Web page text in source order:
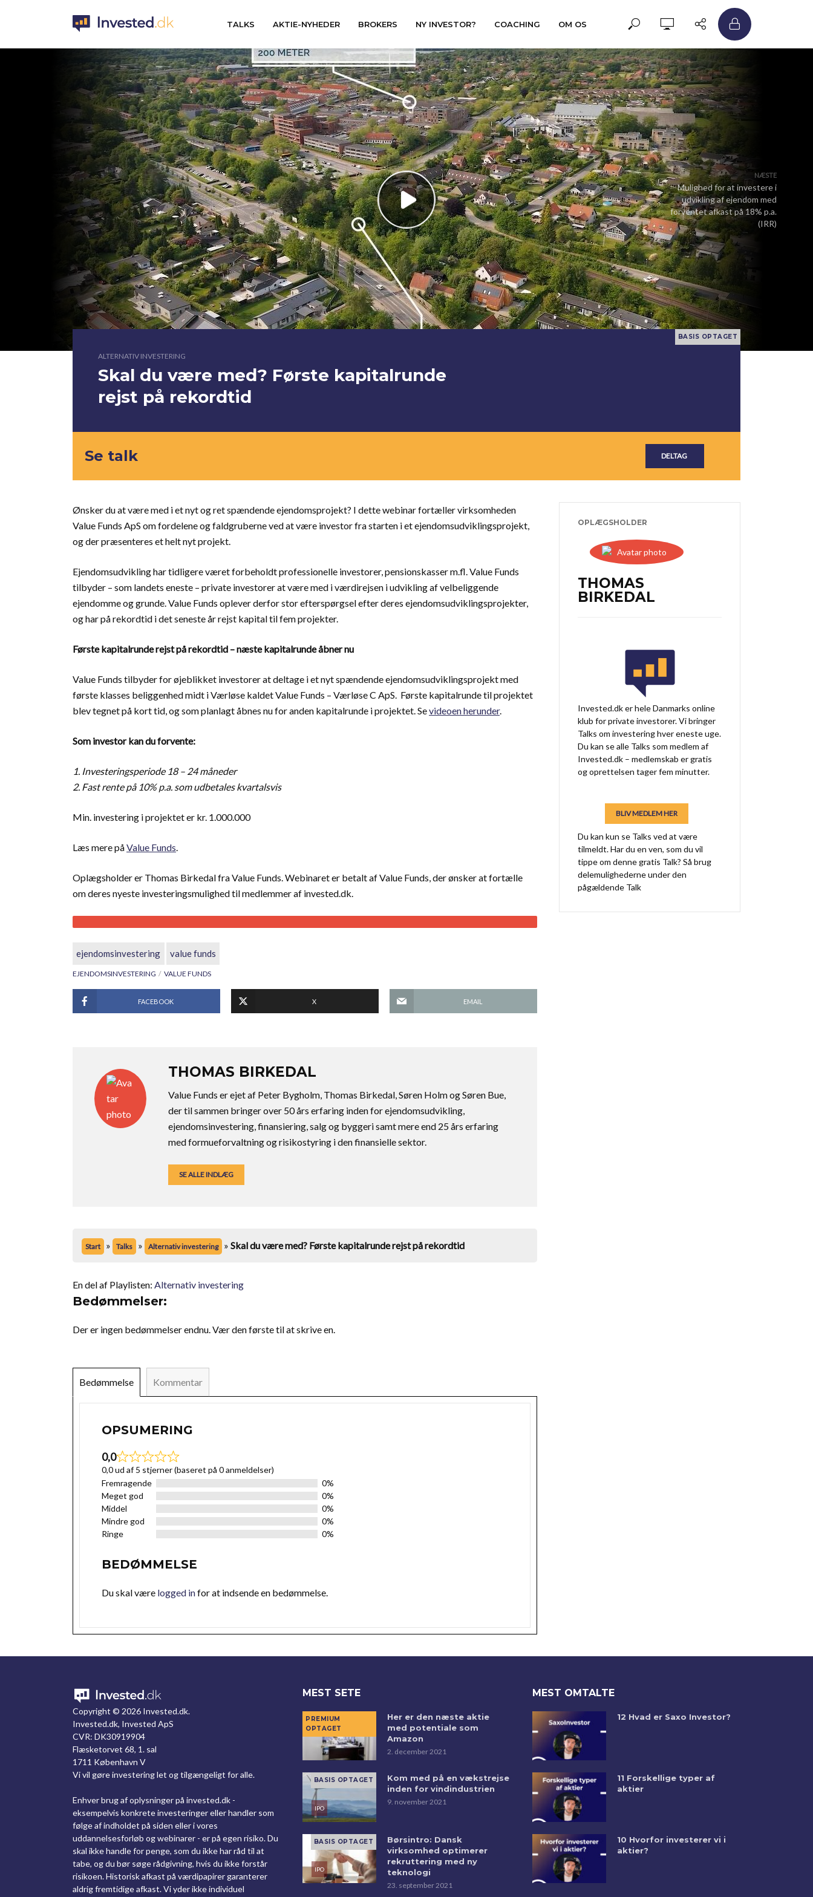
TALKS AKTIE-NYHEDER BROKERS NY INVESTOR? COACHING OM OS
NÆSTE
Mulighed for at investere i
udvikling af ejendom med
forventet afkast på 18% p.a.
(IRR)
ALTERNATIV INVESTERING
Skal du være med? Første kapitalrunde
rejst på rekordtid
Se talk
Ønsker du at være med i et nyt og ret spændende ejendomsprojekt? I dette webinar fortæller virksomheden
Value Funds ApS om fordelene og faldgruberne ved at være investor fra starten i et ejendomsudviklingsprojekt,
og der præsenteres et helt nyt projekt.
Ejendomsudvikling har tidligere været forbeholdt professionelle investorer, pensionskasser m.fl. Value Funds
tilbyder – som landets eneste – private investorer at være med i værdirejsen i udvikling af velbeliggende
ejendomme og grunde. Value Funds oplever derfor stor efterspørgsel efter deres ejendomsudviklingsprojekter,
og har på rekordtid i det seneste år rejst kapital til fem projekter.
Første kapitalrunde rejst på rekordtid – næste kapitalrunde åbner nu
Value Funds tilbyder for øjeblikket investorer at deltage i et nyt spændende ejendomsudviklingsprojekt med
første klasses beliggenhed midt i Værløse kaldet Value Funds – Værløse C ApS. Første kapitalrunde til projektet
blev tegnet på kort tid, og som planlagt åbnes nu for anden kapitalrunde i projektet. Sevideoen herunder.
Som investor kan du forvente:
1. Investeringsperiode 18 – 24 måneder
2. Fast rente på 10% p.a. som udbetales kvartalsvis
Min. investering i projektet er kr. 1.000.000
Læs mere påValue Funds.
Oplægsholder er Thomas Birkedal fra Value Funds. Webinaret er betalt af Value Funds, der ønsker at fortælle
om deres nyeste investeringsmulighed til medlemmer af invested.dk.
ejendomsinvestering value funds
EJENDOMSINVESTERING VALUE FUNDS
FACEBOOK X EMAIL
THOMAS BIRKEDAL
Value Funds er ejet af Peter Bygholm, Thomas Birkedal, Søren Holm og Søren Bue,
der til sammen bringer over 50 års erfaring inden for ejendomsudvikling,
ejendomsinvestering, finansiering, salg og byggeri samt mere end 25 års erfaring
med formueforvaltning og risikostyring i den finansielle sektor.
SE ALLE INDLÆG
Start » Talks » Alternativ investering » Skal du være med? Første kapitalrunde rejst på rekordtid
En del af Playlisten: Alternativ investering
Bedømmelser:
Der er ingen bedømmelser endnu. Vær den første til at skrive en.
Bedømmelse Kommentar
OPSUMERING
0,0
0,0 ud af 5 stjerner (baseret på 0 anmeldelser)
Fremragende
0%
Meget god
0%
Middel
0%
Mindre god
0%
Ringe
0%
BEDØMMELSE
Du skal være logged infor at indsende en bedømmelse.
OPLÆGSHOLDER
THOMAS
BIRKEDAL
Invested.dk er hele Danmarks online
klub for private investorer. Vi bringer
Talks om investering hver eneste uge.
Du kan se alle Talks som medlem af
Invested.dk – medlemskab er gratis
og oprettelsen tager fem minutter.
BLIV MEDLEM HER
Du kan kun se Talks ved at være
tilmeldt. Har du en ven, som du vil
tippe om denne gratis Talk? Så brug
delemulighederne under den
pågældende Talk
Copyright © 2026 Invested.dk.
Invested.dk, Invested ApS
CVR: DK30919904
Flæsketorvet 68, 1. sal
1711 København V
Vi vil gøre investering let og tilgængeligt for alle.
Enhver brug af oplysninger på invested.dk -
eksempelvis konkrete investeringer eller handler som
følge af indholdet på siden eller i vores
uddannelsesforløb og webinarer - er på egen risiko. Du
skal ikke handle for penge, som du ikke har råd til at
tabe, og du bør søge rådgivning, hvis du ikke forstår
risikoen. Historisk afkast på værdipapirer garanterer
aldrig fremtidige afkast. Vi yder ikke individuel
MEST SETE
Her er den næste aktie
med potentiale som
Amazon
2. december 2021
Kom med på en vækstrejse
inden for vindindustrien
9. november 2021
Børsintro: Dansk
virksomhed optimerer
rekruttering med ny
teknologi
23. september 2021
MEST OMTALTE
12 Hvad er Saxo Investor?
11 Forskellige typer af
aktier
10 Hvorfor investerer vi i
aktier?